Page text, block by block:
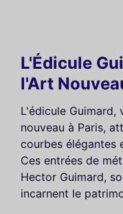
L'Édicule
l'Art
L'édicule Guimard,
nouveau à Paris,
courbes élégantes
Ces entrées de
Hector Guimard,
incarnent le